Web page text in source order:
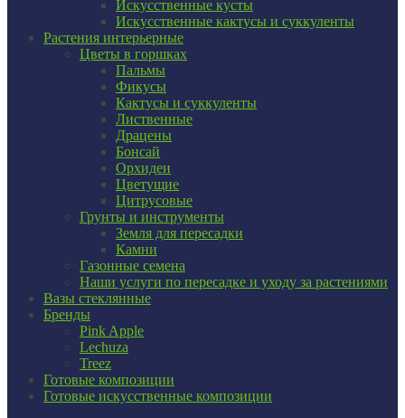
Искусственные кусты
Искусственные кактусы и суккуленты
Растения интерьерные
Цветы в горшках
Пальмы
Фикусы
Кактусы и суккуленты
Лиственные
Драцены
Бонсай
Орхидеи
Цветущие
Цитрусовые
Грунты и инструменты
Земля для пересадки
Камни
Газонные семена
Наши услуги по пересадке и уходу за растениями
Вазы стеклянные
Бренды
Pink Apple
Lechuza
Treez
Готовые композиции
Готовые искусственные композиции